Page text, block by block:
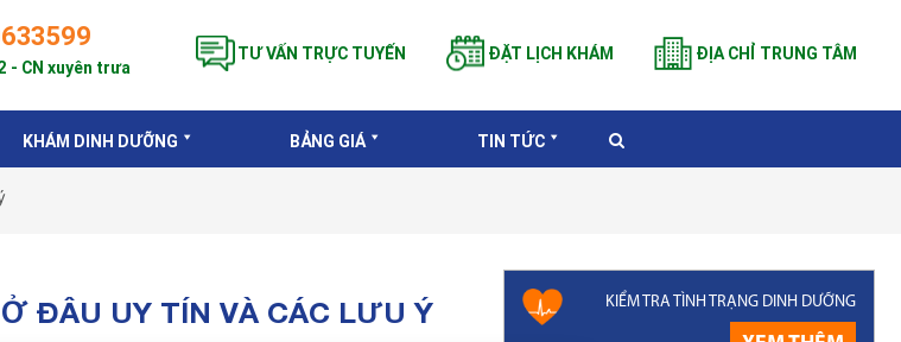
- CN xuyên trưa
TƯ VẤN TRỰC TUYẾN ĐẶT LỊCH KHÁM ĐỊA CHỈ TRUNG TÂM
KHÁM DINH DƯỠNG BẢNG GIÁ TIN TỨC
ĐÂU UY TÍN VÀ CÁC LƯU Ý KIỂM TRA TÌNH TRẠNG DINH DƯỠNG